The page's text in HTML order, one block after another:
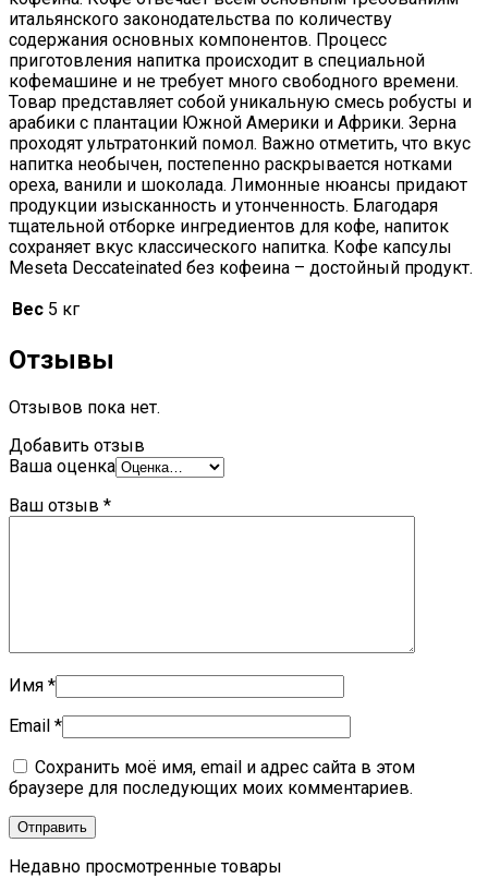
итальянского законодательства по количеству
содержания основных компонентов. Процесс
приготовления напитка происходит в специальной
кофемашине и не требует много свободного времени.
Товар представляет собой уникальную смесь робусты и
арабики с плантации Южной Америки и Африки. Зерна
проходят ультратонкий помол. Важно отметить, что вкус
напитка необычен, постепенно раскрывается нотками
ореха, ванили и шоколада. Лимонные нюансы придают
продукции изысканность и утонченность. Благодаря
тщательной отборке ингредиентов для кофе, напиток
сохраняет вкус классического напитка. Кофе капсулы
Meseta Deccateinated без кофеина – достойный продукт.
Вес 5 кг
Отзывы
Отзывов пока нет.
Добавить отзыв
Ваша оценка
Ваш отзыв *
Имя *
Email *
Сохранить моё имя, email и адрес сайта в этом
браузере для последующих моих комментариев.
Недавно просмотренные товары